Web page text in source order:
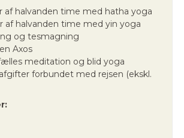
af halvanden time med hatha yoga
af halvanden time med yin yoga
og tesmagning
Axos
meditation og blid yoga
forbundet med rejsen (ekskl.